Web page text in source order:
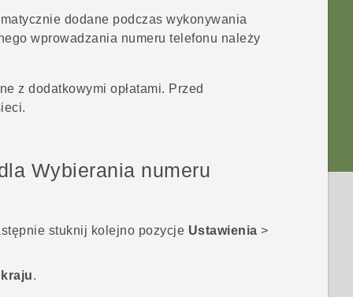
dodane podczas wykonywania
wprowadzania numeru telefonu należy
z dodatkowymi opłatami. Przed
Wybierania numeru
stuknij kolejno pozycje Ustawienia >
.